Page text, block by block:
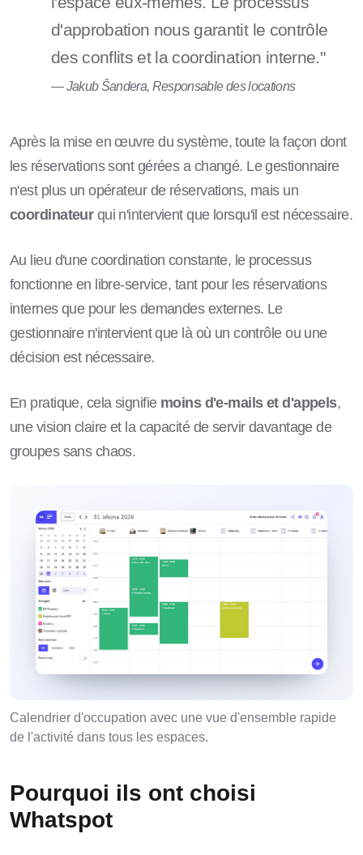
d'approbation nous garantit le contrôle
des conflits et la coordination interne."
— Jakub Šandera, Responsable des locations
Après la mise en œuvre du système, toute la façon dont
les réservations sont gérées a changé. Le gestionnaire
n'est plus un opérateur de réservations, mais un
coordinateurqui n'intervient que lorsqu'il est nécessaire.
Au lieu d'une coordination constante, le processus
fonctionne en libre-service, tant pour les réservations
internes que pour les demandes externes. Le
gestionnaire n'intervient que là où un contrôle ou une
décision est nécessaire.
En pratique, cela signifie moins d'e-mails et d'appels,
une vision claire et la capacité de servir davantage de
groupes sans chaos.
Calendrier d'occupation avec une vue d'ensemble rapide
de l'activité dans tous les espaces.
Pourquoi ils ont choisi
Whatspot